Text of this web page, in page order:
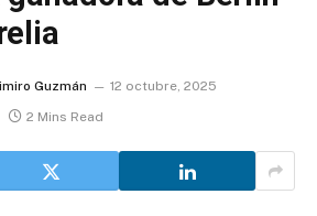
Guzmán
12 octubre, 2025
2 Mins Read